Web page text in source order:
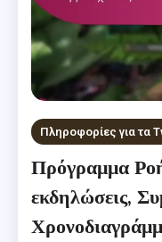
Πληροφορίες για τα
Πρόγραμμα
εκδηλώσεις,